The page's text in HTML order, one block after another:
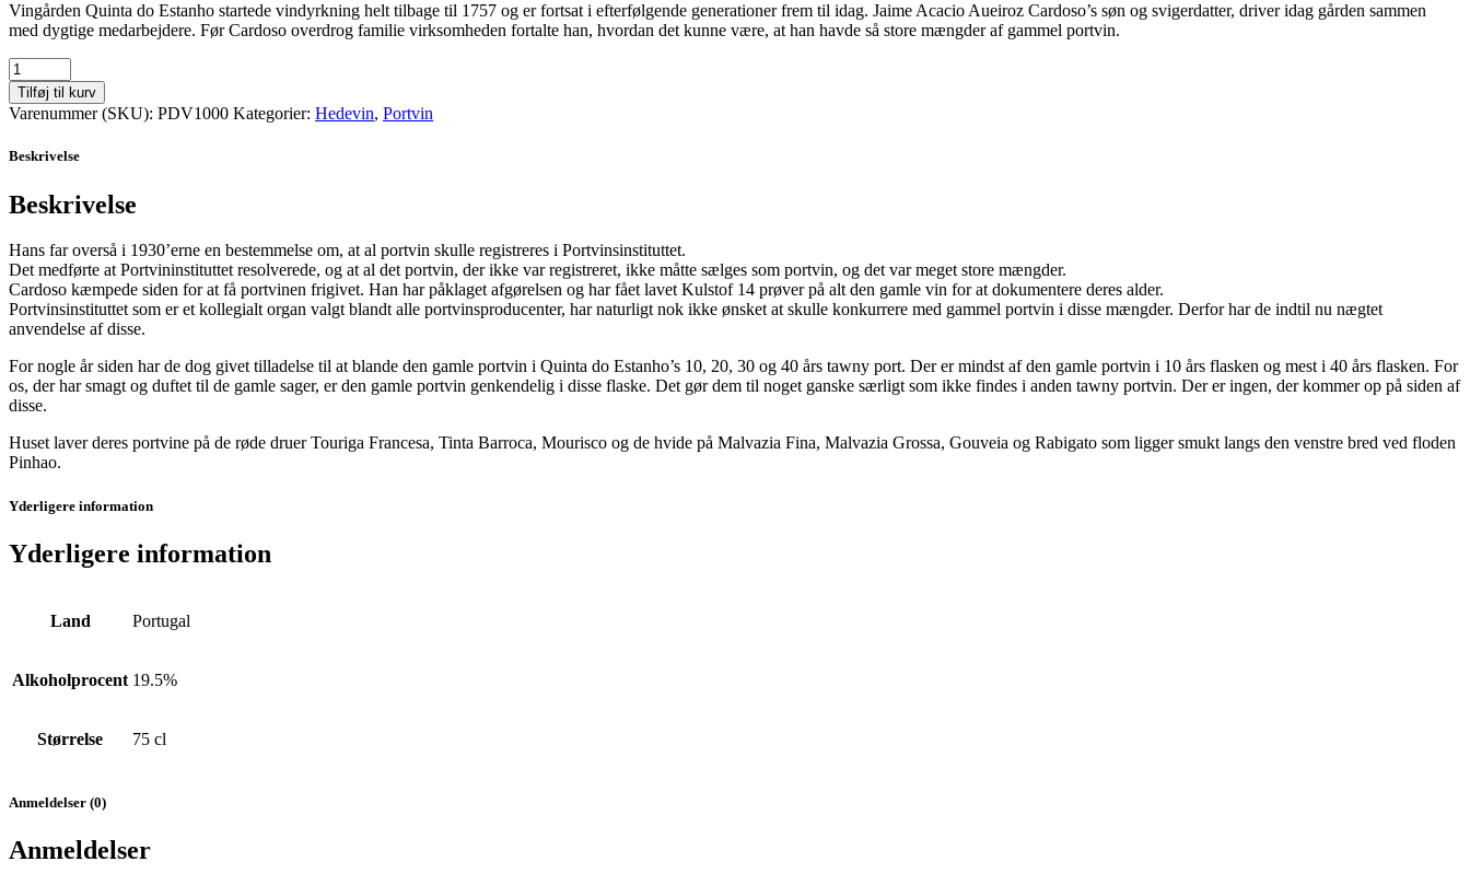
Vingården Quinta do Estanho startede vindyrkning helt tilbage til 1757 og er fortsat i efterfølgende generationer frem til idag. Jaime Acacio Aueiroz Cardoso’s søn og svigerdatter, driver idag gården sammen
med dygtige medarbejdere. Før Cardoso overdrog familie virksomheden fortalte han, hvordan det kunne være, at han havde så store mængder af gammel portvin.
Tilføj til kurv
Varenummer (SKU): PDV1000 Kategorier: Hedevin, Portvin
Beskrivelse
Beskrivelse
Hans far overså i 1930’erne en bestemmelse om, at al portvin skulle registreres i Portvinsinstituttet.
Det medførte at Portvininstituttet resolverede, og at al det portvin, der ikke var registreret, ikke måtte sælges som portvin, og det var meget store mængder.
Cardoso kæmpede siden for at få portvinen frigivet. Han har påklaget afgørelsen og har fået lavet Kulstof 14 prøver på alt den gamle vin for at dokumentere deres alder.
Portvinsinstituttet som er et kollegialt organ valgt blandt alle portvinsproducenter, har naturligt nok ikke ønsket at skulle konkurrere med gammel portvin i disse mængder. Derfor har de indtil nu nægtet
anvendelse af disse.
For nogle år siden har de dog givet tilladelse til at blande den gamle portvin i Quinta do Estanho’s 10, 20, 30 og 40 års tawny port. Der er mindst af den gamle portvin i 10 års flasken og mest i 40 års flasken. For
os, der har smagt og duftet til de gamle sager, er den gamle portvin genkendelig i disse flaske. Det gør dem til noget ganske særligt som ikke findes i anden tawny portvin. Der er ingen, der kommer op på siden af
disse.
Huset laver deres portvine på de røde druer Touriga Francesa, Tinta Barroca, Mourisco og de hvide på Malvazia Fina, Malvazia Grossa, Gouveia og Rabigato som ligger smukt langs den venstre bred ved floden
Pinhao.
Yderligere information
Yderligere information
Land Portugal
Alkoholprocent 19.5%
Størrelse 75 cl
Anmeldelser (0)
Anmeldelser